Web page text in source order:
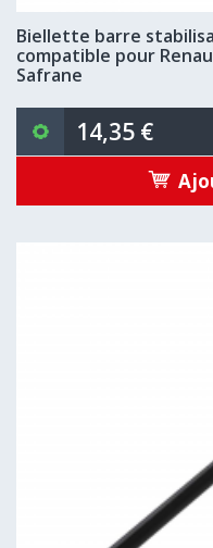
Biellette barre
compatible pour
Safrane
14,35 €